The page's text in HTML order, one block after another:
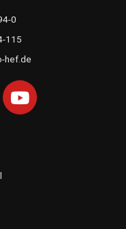
0
115
hef.de
Y
o